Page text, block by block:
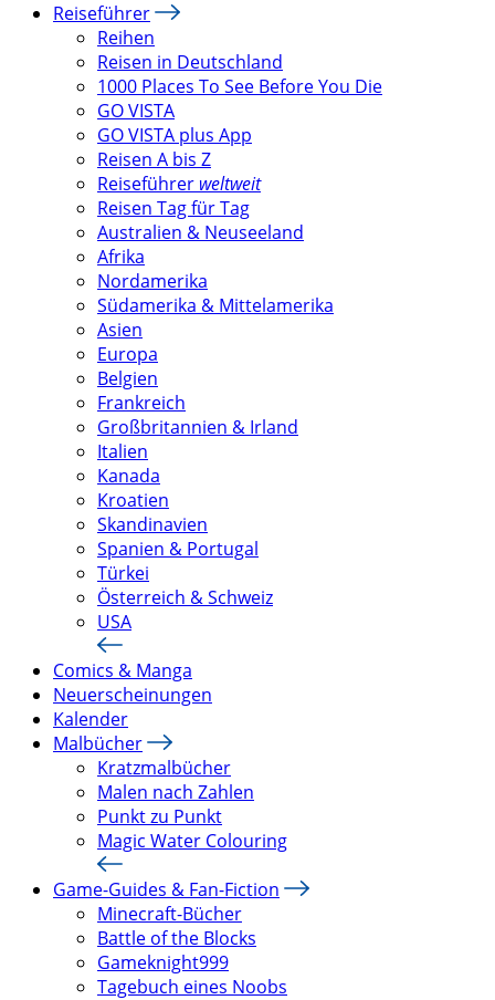
Reiseführer
Reihen
Reisen in Deutschland
1000 Places To See Before You Die
GO VISTA
GO VISTA plus App
Reisen A bis Z
Reiseführer weltweit
Reisen Tag für Tag
Australien & Neuseeland
Afrika
Nordamerika
Südamerika & Mittelamerika
Asien
Europa
Belgien
Frankreich
Großbritannien & Irland
Italien
Kanada
Kroatien
Skandinavien
Spanien & Portugal
Türkei
Österreich & Schweiz
USA
Comics & Manga
Neuerscheinungen
Kalender
Malbücher
Kratzmalbücher
Malen nach Zahlen
Punkt zu Punkt
Magic Water Colouring
Game-Guides & Fan-Fiction
Minecraft-Bücher
Battle of the Blocks
Gameknight999
Tagebuch eines Noobs